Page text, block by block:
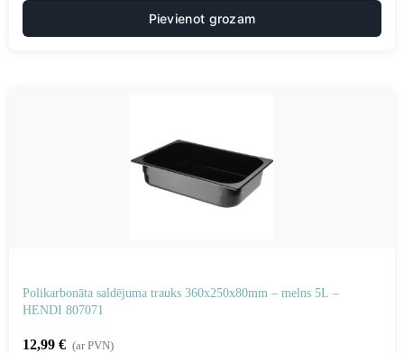
Pievienot grozam
Polikarbonāta saldējuma trauks 360x250x80mm – melns 5L –
HENDI 807071
12,99 € (ar PVN)